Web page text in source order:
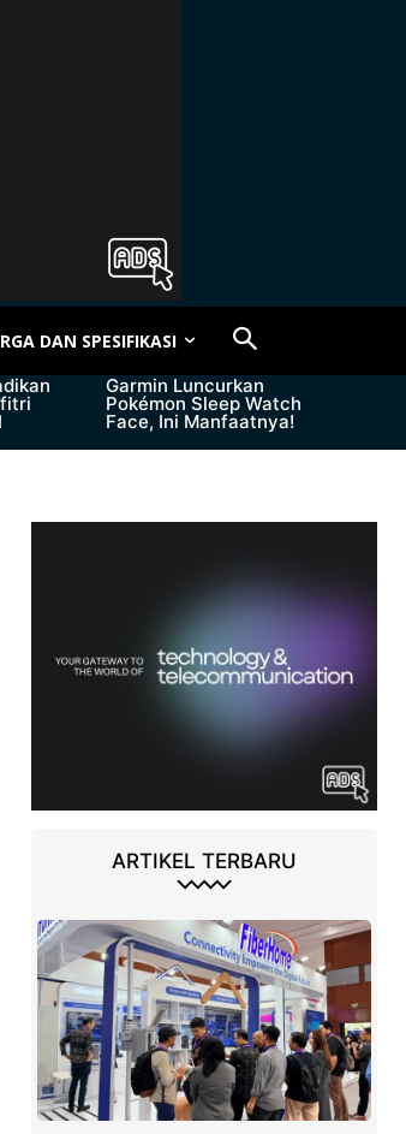
DAN SPESIFIKASI
Garmin Luncurkan
Pokémon Sleep Watch
Face, Ini Manfaatnya!
ARTIKEL TERBARU